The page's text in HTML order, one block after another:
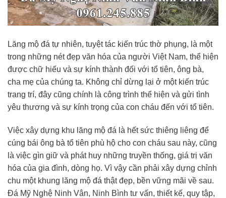
Lăng mộ đá tự nhiên, tuyệt tác kiến trúc thờ phụng, là một
trong những nét đẹp văn hóa của người Việt Nam, thể hiện
được chữ hiếu và sự kính thành đối với tổ tiên, ông bà,
cha mẹ của chúng ta. Không chỉ dừng lại ở một kiến trúc
trang trí, đây cũng chính là công trình thể hiện và gửi tình
yêu thương và sự kính trọng của con cháu đến với tổ tiên.
Việc xây dựng khu lăng mộ đá là hết sức thiêng liêng để
cúng bái ông bà tổ tiên phù hộ cho con cháu sau này, cũng
là việc gìn giữ và phát huy những truyền thống, giá trị văn
hóa của gia đình, dòng họ. Vì vậy cần phải xây dựng chỉnh
chu một khung lăng mộ đá thật đẹp, bền vững mãi về sau.
Đá Mỹ Nghệ Ninh Vân, Ninh Bình tư vấn, thiết kế, quy tập,